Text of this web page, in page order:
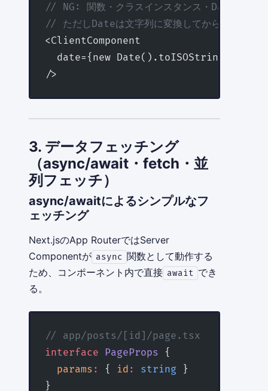
// NG: 関数・クラスインスタンス・Dateオブジ
// ただしDateは文字列に変換してから渡せばOK
<ClientComponent
  date={new Date().toISOString()}
/>
3. データフェッチング
（async/await・fetch・並
列フェッチ）
async/awaitによるシンプルなフ
ェッチング
Next.jsのApp RouterではServer
Componentが async 関数として動作する
ため、コンポーネント内で直接 await でき
る。
// app/posts/[id]/page.tsx
interface PageProps {
  params
: { id : string }
}